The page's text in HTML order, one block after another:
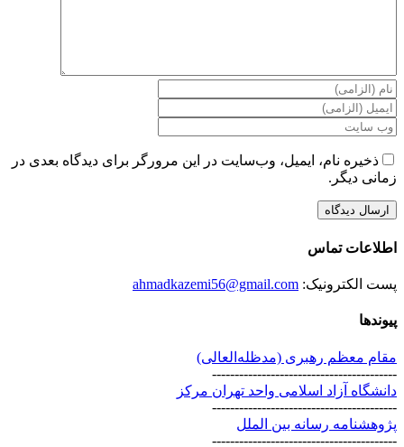
ذخیره نام، ایمیل، وب‌سایت در این مرورگر برای دیدگاه بعدی در
زمانی دیگر.
اطلاعات تماس
پست الکترونیک: ahmadkazemi56@gmail.com
پیوندها
مقام معظم رهبری (مد‌ظله‌العالی)
-----------------------------------------
دانشگاه آزاد اسلامی واحد تهران مرکز
-----------------------------------------
پژوهشنامه رسانه بین الملل
-----------------------------------------